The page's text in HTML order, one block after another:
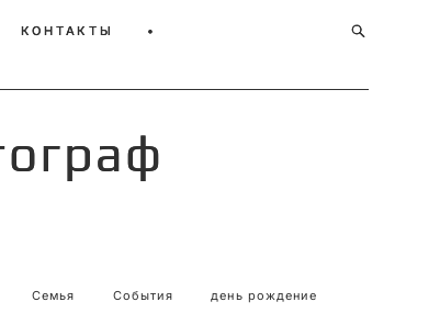
КОНТАКТЫ
•
КОНТАКТЫ
•
Семья События день рождение